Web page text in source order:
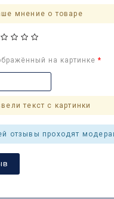
мнение о товаре
на картинке
текст с картинки
отзывы проходят